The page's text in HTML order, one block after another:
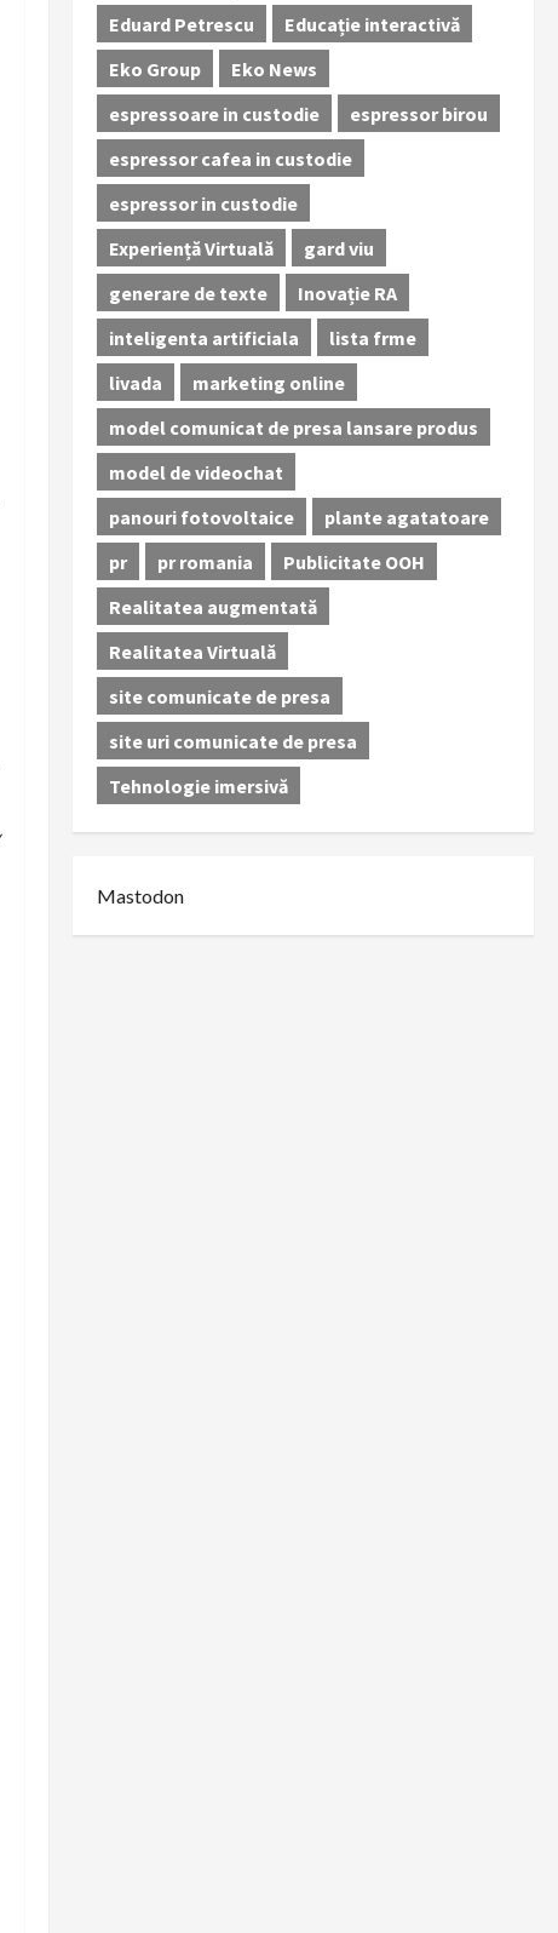
Eduard Petrescu
Educație interactivă
Eko Group
Eko News
espressoare in custodie
espressor birou
espressor cafea in custodie
espressor in custodie
Experiență Virtuală
gard viu
generare de texte
Inovație RA
inteligenta artificiala
lista frme
livada
marketing online
model comunicat de presa lansare produs
model de videochat
panouri fotovoltaice
plante agatatoare
pr
pr romania
Publicitate OOH
Realitatea augmentată
Realitatea Virtuală
site comunicate de presa
site uri comunicate de presa
Tehnologie imersivă
Mastodon